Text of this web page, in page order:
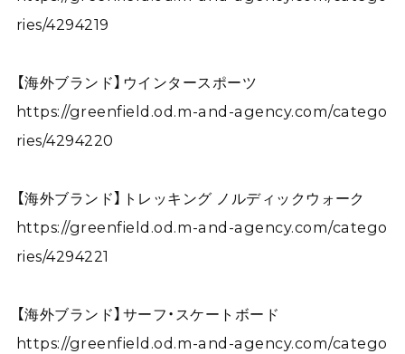
ries/4294219
【海外ブランド】ウインタースポーツ
https://greenfield.od.m-and-agency.com/catego
ries/4294220
【海外ブランド】トレッキング ノルディックウォーク
https://greenfield.od.m-and-agency.com/catego
ries/4294221
【海外ブランド】サーフ・スケートボード
https://greenfield.od.m-and-agency.com/catego